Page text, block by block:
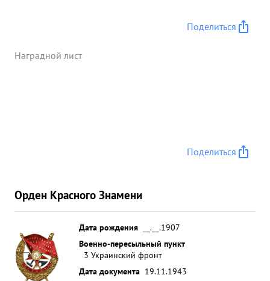
Поделиться
Наградной лист
Поделиться
Орден Красного Знамени
Дата рождения
__.__.1907
Военно-пересыльный пункт
3 Украинский фронт
Дата документа 19.11.1943